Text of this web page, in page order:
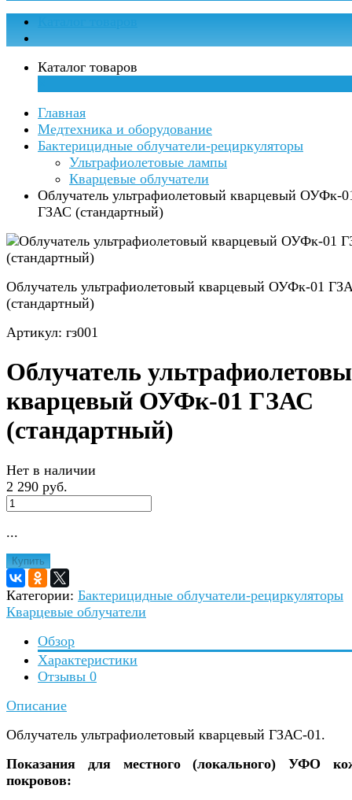
Каталог товаров
Главная
Медтехника и оборудование
Бактерицидные облучатели-рециркуляторы
Ультрафиолетовые лампы
Кварцевые облучатели
Облучатель ультрафиолетовый кварцевый ОУФк-
ГЗАС (стандартный)
Облучатель ультрафиолетовый кварцевый ОУФк-01
(стандартный)
Артикул: гз001
Облучатель
кварцевый ОУФк-01 ГЗАС
(стандартный)
Нет в наличии
2 290 руб.
...
Купить
Категории: Бактерицидные облучатели-рециркуляторы
Кварцевые облучатели
Обзор
Характеристики
Отзывы 0
Описание
Облучатель ультрафиолетовый кварцевый ГЗАС-01.
Показания для местного (локального) УФО
покровов: